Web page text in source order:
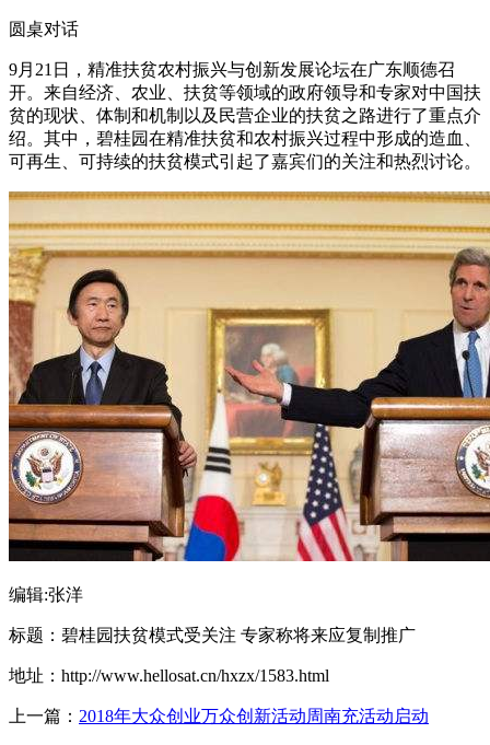
圆桌对话
9月21日，精准扶贫农村振兴与创新发展论坛在广东顺德召
开。来自经济、农业、扶贫等领域的政府领导和专家对中国扶
贫的现状、体制和机制以及民营企业的扶贫之路进行了重点介
绍。其中，碧桂园在精准扶贫和农村振兴过程中形成的造血、
可再生、可持续的扶贫模式引起了嘉宾们的关注和热烈讨论。
编辑:张洋
标题：碧桂园扶贫模式受关注 专家称将来应复制推广
地址：http://www.hellosat.cn/hxzx/1583.html
上一篇： 2018年大众创业万众创新活动周南充活动启动